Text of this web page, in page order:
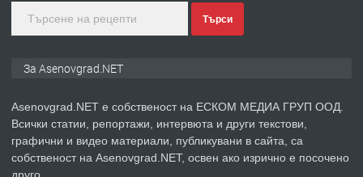
преди 2 години
ПРЕДЛАГА ремонт на покриви
Търси
За Asenovgrad.NET
Asenovgrad.NET е собственост на ЕСКОМ МЕДИА ГРУП ООД.
Всички статии, репортажи, интервюта и други текстови,
графични и видео материали, публикувани в сайта, са
собственост на Asenovgrad.NET, освен ако изрично е посочено